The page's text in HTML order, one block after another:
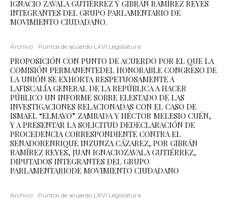
IGNACIO ZAVALA GUTIÉRREZ Y GIBRÁN RAMÍREZ REYES
INTEGRANTES DEL GRUPO PARLAMENTARIO DE
MOVIMIENTO CIUDADANO.
Archivo Puntos de acuerdo LXVI Legislatura
PROPOSICIÓN CON PUNTO DE ACUERDO POR EL QUE LA
COMISIÓN PERMANENTEDEL HONORABLE CONGRESO DE
LA UNIÓN SE EXHORTA RESPETUOSAMENTE A
LAFISCALÍA GENERAL DE LA REPÚBLICA A HACER
PÚBLICO UN INFORME SOBRE ELESTADO DE LAS
INVESTIGACIONES RELACIONADAS CON EL CASO DE
ISMAEL “ELMAYO” ZAMBADA Y HÉCTOR MELESIO CUÉN,
Y A PRESENTAR LA SOLICITUD DEDECLARACIÓN DE
PROCEDENCIA CORRESPONDIENTE CONTRA EL
SENADORENRIQUE INZUNZA CÁZAREZ, POR GIBRÁN
RAMÍREZ REYES, JUAN IGNACIOZAVALA GUTIÉRREZ,
DIPUTADOS INTEGRANTES DEL GRUPO
PARLAMENTARIODE MOVIMIENTO CIUDADANO
Archivo Puntos de acuerdo LXVI Legislatura